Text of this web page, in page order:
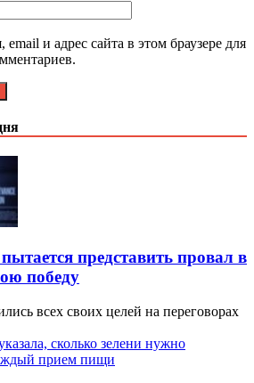
и адрес сайта в этом браузере для
представить провал в
победу
всех своих целей на переговорах